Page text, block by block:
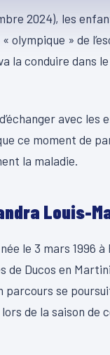
2024), les
olympique » de
la conduire dans
avec
ce moment de
la maladie.
Louis-
le 3 mars 1996
de Ducos en
se
de la saison de